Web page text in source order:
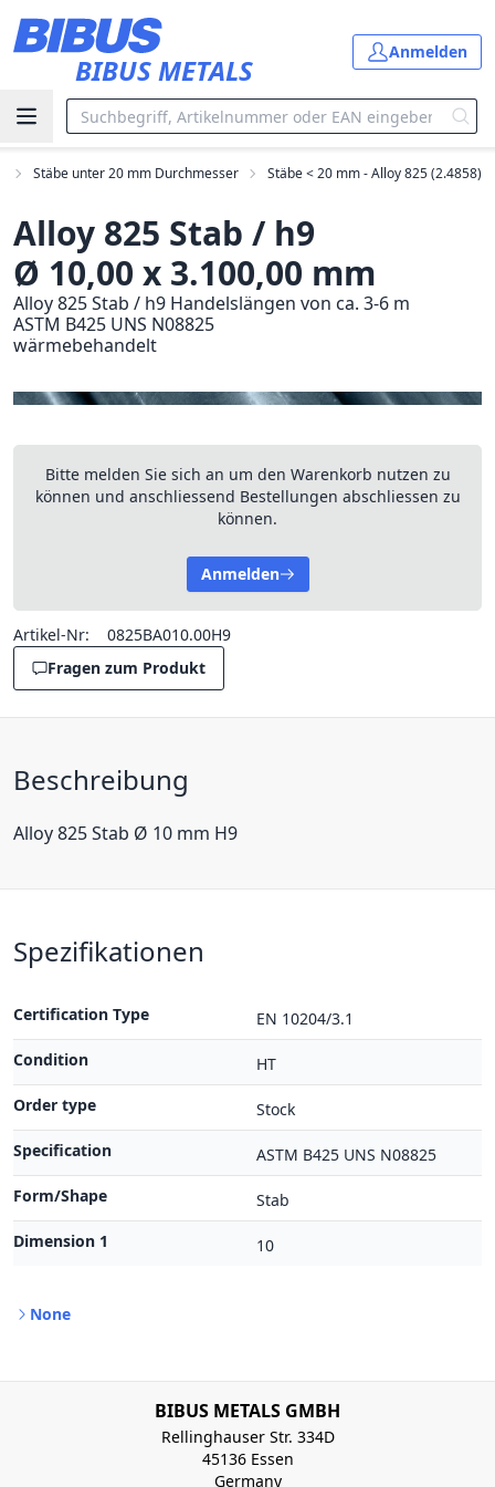
BIBUS METALS
Anmelden
Stäbe unter 20 mm Durchmesser Stäbe < 20 mm - Alloy 825 (2.4858)
Alloy 825 Stab / h9
Ø 10,00 x 3.100,00 mm
Alloy 825 Stab / h9 Handelslängen von ca. 3-6 m
ASTM B425 UNS N08825
wärmebehandelt
Bitte melden Sie sich an um den Warenkorb nutzen zu
können und anschliessend Bestellungen abschliessen zu
können.
Anmelden
Artikel-Nr:
0825BA010.00H9
Fragen zum Produkt
Beschreibung
Alloy 825 Stab Ø 10 mm H9
Spezifikationen
Certification Type
EN 10204/3.1
Condition
HT
Order type
Stock
Specification
ASTM B425 UNS N08825
Form/Shape
Stab
Dimension 1
10
None
BIBUS METALS GMBH
Rellinghauser Str. 334D
45136 Essen
Germany